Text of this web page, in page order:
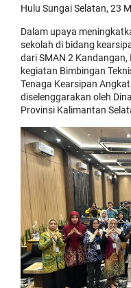
Hulu Sungai Selatan, 23
Dalam upaya
sekolah di bidang
dari SMAN 2
kegiatan Bimbingan
Tenaga Kearsipan
diselenggarakan oleh
Provinsi Kalimantan